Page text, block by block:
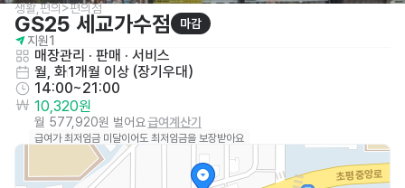
생활,편의>편의점
GS25 세교가수점
마감
지원1
매장관리 · 판매 · 서비스
월, 화1개월 이상 (장기우대)
14:00~21:00
10,320원
월 577,920원 벌어요급여계산기
급여가 최저임금 미달이어도 최저임금을 보장받아요